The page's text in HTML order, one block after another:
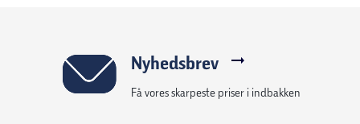
Nyhedsbrev
Få vores skarpeste priser i indbakken